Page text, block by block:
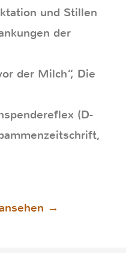
und Stillen
der
der Milch“, Die
(D-
→